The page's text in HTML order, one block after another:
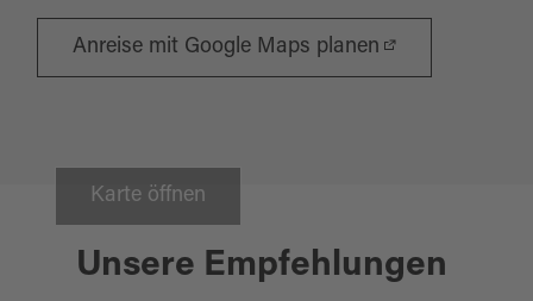
Karte öffnen
Anreise mit Google Maps planen
Unsere Empfehlungen